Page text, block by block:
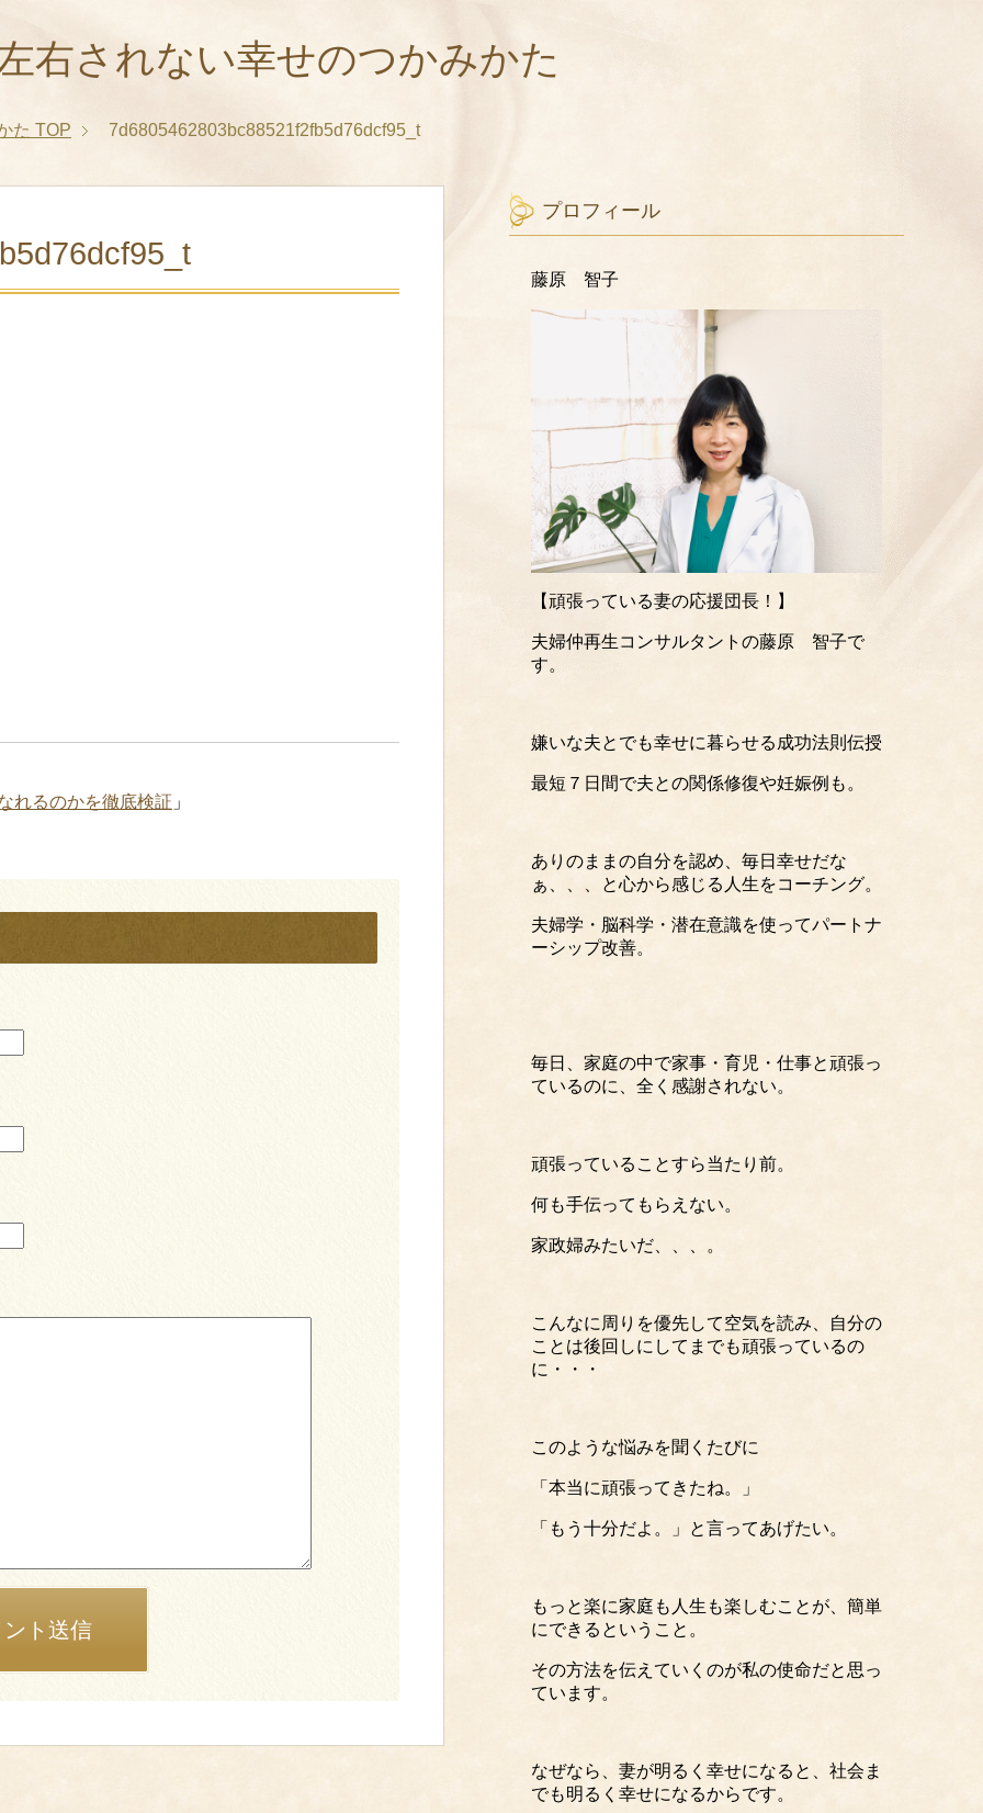
右されない幸せのつかみかた
た TOP 7d6805462803bc88521f2fb5d76dcf95_t
れるのかを徹底検証 」
ト送信
プロフィール
藤原 智子
【頑張っている妻の応援団長！】
夫婦仲再生コンサルタントの藤原 智子で
す。
嫌いな夫とでも幸せに暮らせる成功法則伝授
最短７日間で夫との関係修復や妊娠例も。
ありのままの自分を認め、毎日幸せだな
ぁ、、、と心から感じる人生をコーチング。
夫婦学・脳科学・潜在意識を使ってパートナ
ーシップ改善。
毎日、家庭の中で家事・育児・仕事と頑張っ
ているのに、全く感謝されない。
頑張っていることすら当たり前。
何も手伝ってもらえない。
家政婦みたいだ、、、。
こんなに周りを優先して空気を読み、自分の
ことは後回しにしてまでも頑張っているの
に・・・
このような悩みを聞くたびに
「本当に頑張ってきたね。」
「もう十分だよ。」と言ってあげたい。
もっと楽に家庭も人生も楽しむことが、簡単
にできるということ。
その方法を伝えていくのが私の使命だと思っ
ています。
なぜなら、妻が明るく幸せになると、社会ま
でも明るく幸せになるからです。